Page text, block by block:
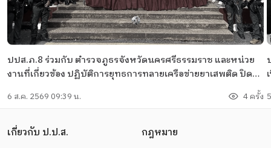
ปปส.ภ.8 ร่วมกับ ตำรวจภูธรจังหวัดนครศรีธรรมราช และหน่วย
งานที่เกี่ยวข้อง ปฏิบัติการยุทธการทลายเครือข่ายยาเสพติด ปิด
1,400,000 เม็ด (7 กระสอบ) อีกทั้ง นำหมายค้นของศาลจังหวัด
ศาลจังหวัดทุ่งสง พร้อมตรวจค้นพบของกลาง ยาไอซ์ น้ำหนัก
6 ส.ค. 2569 09:39 น. 4 ครั้ง
เกี่ยวกับ ป.ป.ส. กฎหมาย